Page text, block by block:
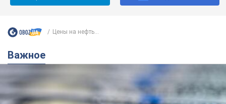
Цены на нефть...
Важное